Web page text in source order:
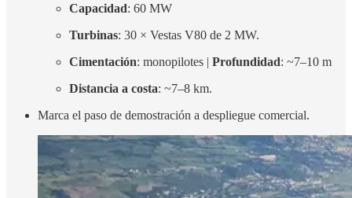
Capacidad: 60 MW
Turbinas: 30 × Vestas V80 de 2 MW.
Cimentación: monopilotes | Profundidad: ~7–10 m
Distancia a costa: ~7–8 km.
Marca el paso de demostración a despliegue comercial.